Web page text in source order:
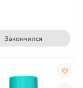
Закончился